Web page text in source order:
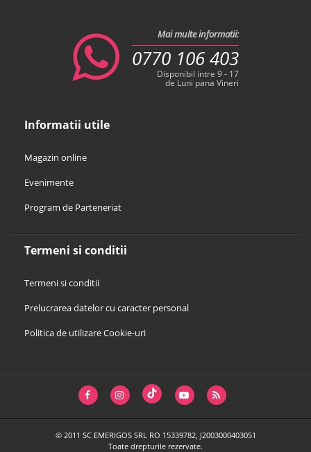
Informatii utile
Magazin online
Evenimente
Program de Parteneriat
Termeni si conditii
Termeni si conditii
Prelucrarea datelor cu caracter personal
Politica de utilizare Cookie-uri
Mai multe informatii:
0770 106 403
Disponibil intre 9 - 17
de Luni pana Vineri
© 2011 SC EMERIGOS SRL RO 15339782, J2003000403051
Toate drepturile rezervate.